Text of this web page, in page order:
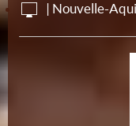
| Nouvelle-